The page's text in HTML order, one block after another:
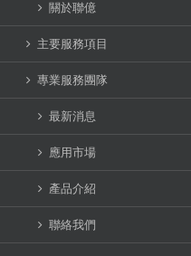
關於聯億
主要服務項目
專業服務團隊
最新消息
應用市場
產品介紹
聯絡我們